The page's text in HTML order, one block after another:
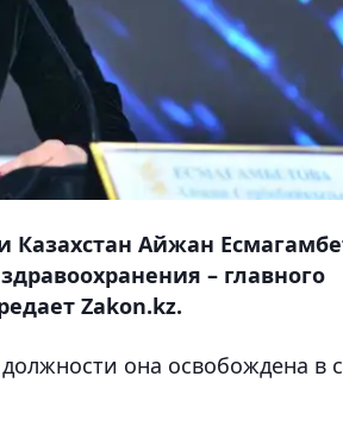
Казахстан Айжан
– главного
Zakon.kz.
она освобождена в